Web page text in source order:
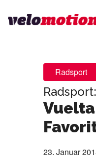
Radsport
Radsport:
23. Januar